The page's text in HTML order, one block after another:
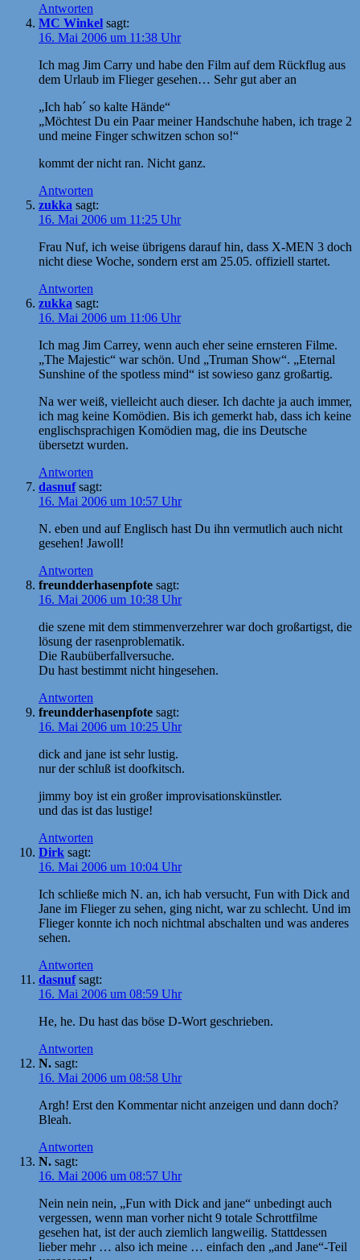
Antworten
MC Winkel sagt:
16. Mai 2006 um 11:38 Uhr
Ich mag Jim Carry und habe den Film auf dem Rückflug aus
dem Urlaub im Flieger gesehen… Sehr gut aber an
„Ich hab´ so kalte Hände“
„Möchtest Du ein Paar meiner Handschuhe haben, ich trage 2
und meine Finger schwitzen schon so!“
kommt der nicht ran. Nicht ganz.
Antworten
zukka sagt:
16. Mai 2006 um 11:25 Uhr
Frau Nuf, ich weise übrigens darauf hin, dass X-MEN 3 doch
nicht diese Woche, sondern erst am 25.05. offiziell startet.
Antworten
zukka sagt:
16. Mai 2006 um 11:06 Uhr
Ich mag Jim Carrey, wenn auch eher seine ernsteren Filme.
„The Majestic“ war schön. Und „Truman Show“. „Eternal
Sunshine of the spotless mind“ ist sowieso ganz großartig.
Na wer weiß, vielleicht auch dieser. Ich dachte ja auch immer,
ich mag keine Komödien. Bis ich gemerkt hab, dass ich keine
englischsprachigen Komödien mag, die ins Deutsche
übersetzt wurden.
Antworten
dasnuf sagt:
16. Mai 2006 um 10:57 Uhr
N. eben und auf Englisch hast Du ihn vermutlich auch nicht
gesehen! Jawoll!
Antworten
freundderhasenpfote sagt:
16. Mai 2006 um 10:38 Uhr
die szene mit dem stimmenverzehrer war doch großartigst, die
lösung der rasenproblematik.
Die Raubüberfallversuche.
Du hast bestimmt nicht hingesehen.
Antworten
freundderhasenpfote sagt:
16. Mai 2006 um 10:25 Uhr
dick and jane ist sehr lustig.
nur der schluß ist doofkitsch.
jimmy boy ist ein großer improvisationskünstler.
und das ist das lustige!
Antworten
Dirk sagt:
16. Mai 2006 um 10:04 Uhr
Ich schließe mich N. an, ich hab versucht, Fun with Dick and
Jane im Flieger zu sehen, ging nicht, war zu schlecht. Und im
Flieger konnte ich noch nichtmal abschalten und was anderes
sehen.
Antworten
dasnuf sagt:
16. Mai 2006 um 08:59 Uhr
He, he. Du hast das böse D-Wort geschrieben.
Antworten
N. sagt:
16. Mai 2006 um 08:58 Uhr
Argh! Erst den Kommentar nicht anzeigen und dann doch?
Bleah.
Antworten
N. sagt:
16. Mai 2006 um 08:57 Uhr
Nein nein nein, „Fun with Dick and jane“ unbedingt auch
vergessen, wenn man vorher nicht 9 totale Schrottfilme
gesehen hat, ist der auch ziemlich langweilig. Stattdessen
lieber mehr … also ich meine … einfach den „and Jane“-Teil